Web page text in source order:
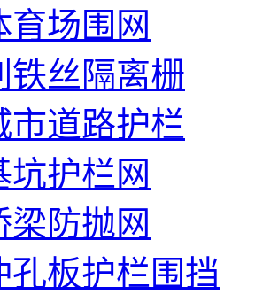
育场围网
铁丝隔离栅
市道路护栏
坑护栏网
梁防抛网
孔板护栏围挡